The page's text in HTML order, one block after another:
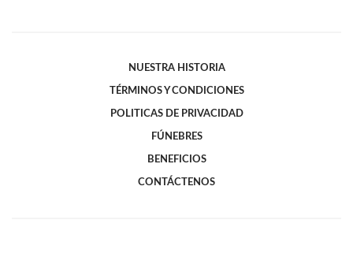
NUESTRA HISTORIA
TÉRMINOS Y CONDICIONES
POLITICAS DE PRIVACIDAD
FÚNEBRES
BENEFICIOS
CONTÁCTENOS